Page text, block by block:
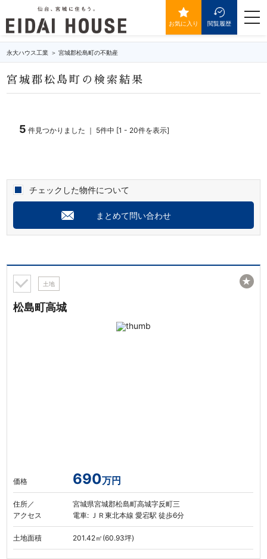
お気に入り 閲覧履歴
永大ハウス工業 宮城郡松島町の不動産
宮城郡松島町の検索結果
5 件見つかりました ｜ 5件中 [1 - 20件を表示]
チェックした物件について
まとめて問い合わせ
土地
松島町高城
価格 690万円
住所／
アクセス
宮城県宮城郡松島町高城字反町三
電車: ＪＲ東北本線 愛宕駅 徒歩6分
土地面積 201.42㎡(60.93坪)
★